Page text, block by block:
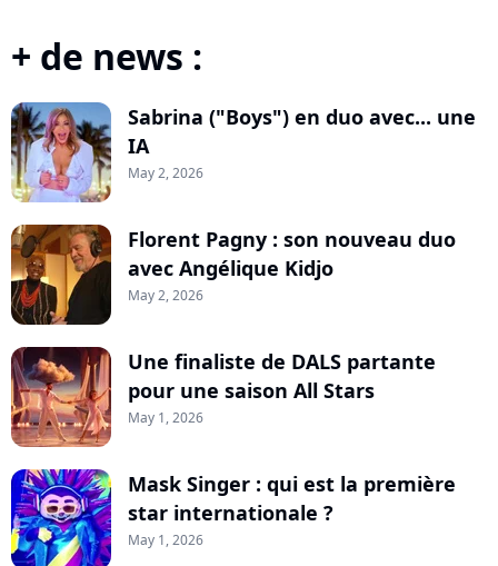
+ de news :
Sabrina ("Boys") en duo avec... une
IA
May 2, 2026
Florent Pagny : son nouveau duo
avec Angélique Kidjo
May 2, 2026
Une finaliste de DALS partante
pour une saison All Stars
May 1, 2026
Mask Singer : qui est la première
star internationale ?
May 1, 2026